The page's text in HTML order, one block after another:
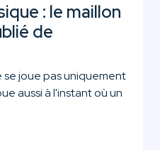
: le maillon
de
se joue pas uniquement
aussi à l'instant où un